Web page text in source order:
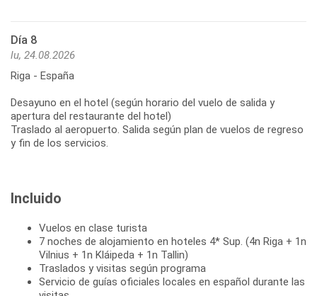
Día 8
lu, 24.08.2026
Riga - España
Desayuno en el hotel (según horario del vuelo de salida y
apertura del restaurante del hotel)
Traslado al aeropuerto. Salida según plan de vuelos de regreso
y fin de los servicios.
Incluido
Vuelos en clase turista
7 noches de alojamiento en hoteles 4* Sup. (4n Riga + 1n
Vilnius + 1n Kláipeda + 1n Tallin)
Traslados y visitas según programa
Servicio de guías oficiales locales en español durante las